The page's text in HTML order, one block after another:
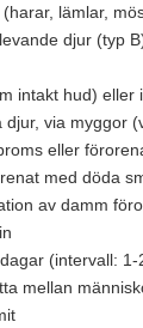
lämlar,
djur (typ
intakt hud) eller
via myggor
eller
med döda
av damm
(intervall: 1-
mellan